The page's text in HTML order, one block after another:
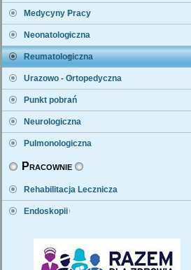
Medycyny Pracy
Neonatologiczna
Reumatologiczna
Urazowo - Ortopedyczna
Punkt pobrań
Neurologiczna
Pulmonologiczna
Pracownie
Rehabilitacja Lecznicza
Endoskopii